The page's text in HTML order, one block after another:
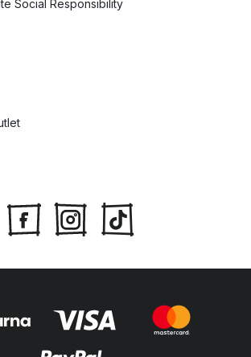
Social Responsibility